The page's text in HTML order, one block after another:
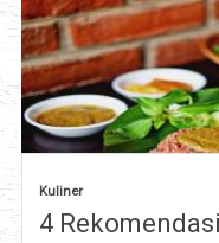
Kuliner
4